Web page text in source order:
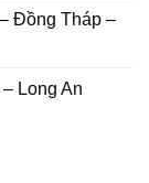
Đồng Tháp –
Long An